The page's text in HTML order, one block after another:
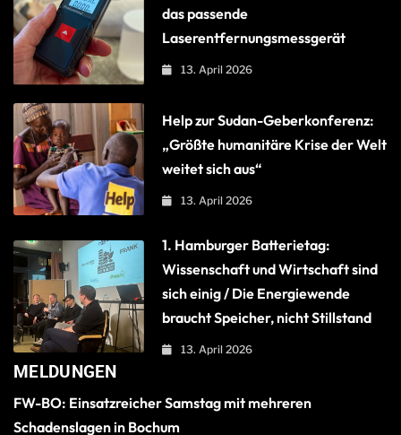
das passende
Laserentfernungsmessgerät
13. April 2026
Help zur Sudan-Geberkonferenz:
„Größte humanitäre Krise der Welt
weitet sich aus“
13. April 2026
1. Hamburger Batterietag:
Wissenschaft und Wirtschaft sind
sich einig / Die Energiewende
braucht Speicher, nicht Stillstand
13. April 2026
MELDUNGEN
FW-BO: Einsatzreicher Samstag mit mehreren
Schadenslagen in Bochum